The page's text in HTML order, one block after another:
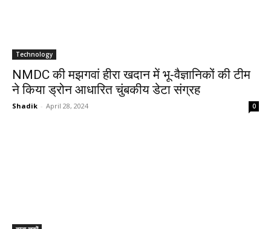
Technology
NMDC की मझगवां हीरा खदान में भू-वैज्ञानिकों की टीम
ने किया ड्रोन आधारित चुंबकीय डेटा संग्रह
Shadik - April 28, 2024 0